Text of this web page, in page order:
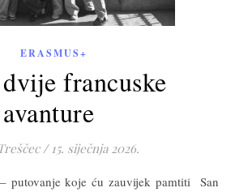
ERASMUS+
francuske
avanture
/ 15. siječnja 2026.